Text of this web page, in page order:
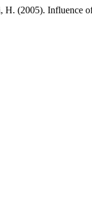
(2005). Influence